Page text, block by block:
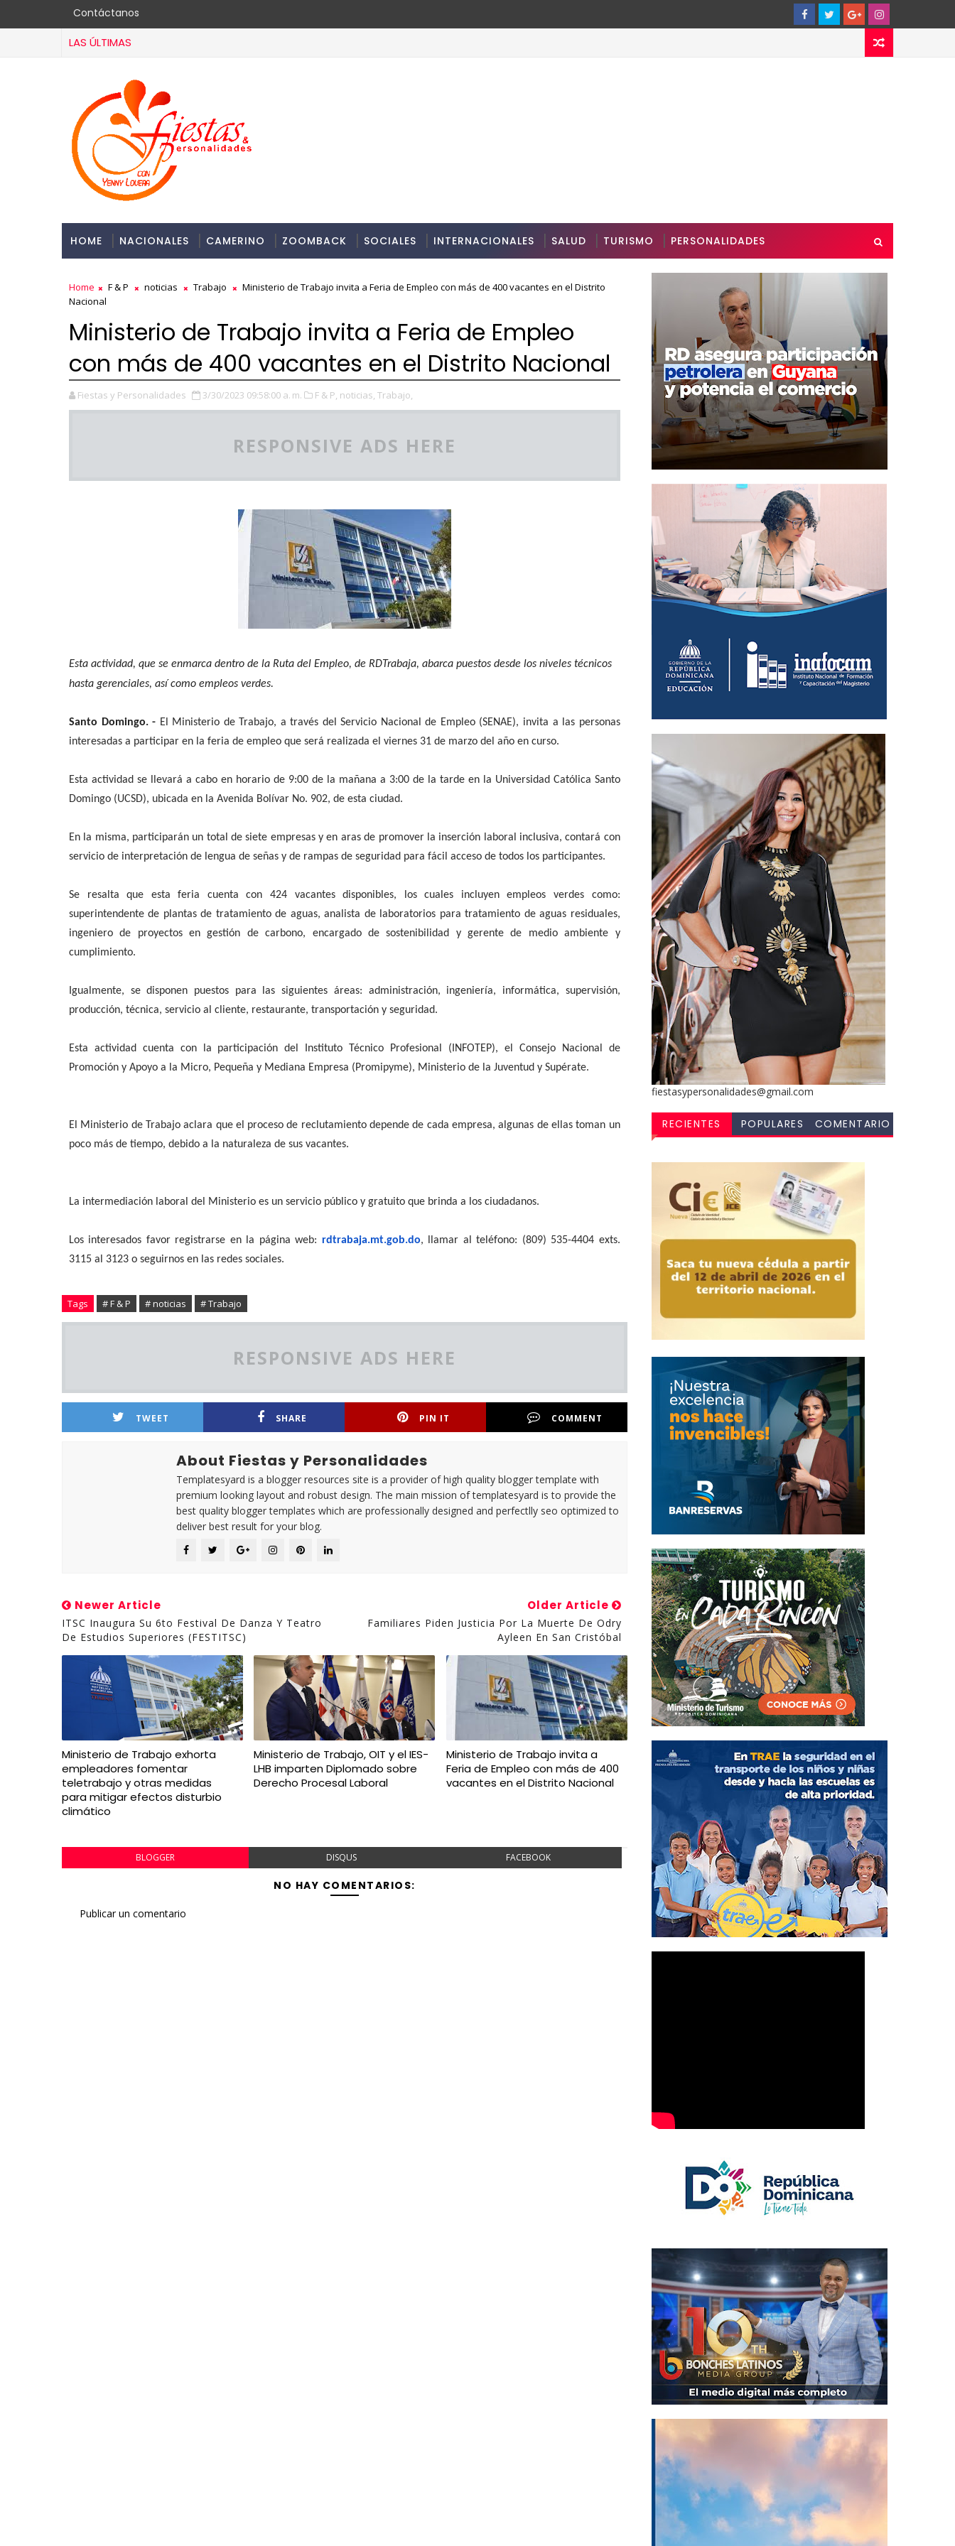
Contáctanos
LAS ÚLTIMAS
HOME NACIONALES CAMERINO ZOOMBACK SOCIALES INTERNACIONALES SALUD TURISMO PERSONALIDADES
Home F & P noticias Trabajo
Ministerio de Trabajo invita a Feria de Empleo con más de 400 vacantes en el Distrito
Nacional
Ministerio de Trabajo invita a Feria de Empleo
con más de 400 vacantes en el Distrito Nacional
Fiestas y Personalidades 3/30/2023 09:58:00 a. m. F & P, noticias, Trabajo,
RESPONSIVE ADS HERE
Esta actividad, que se enmarca dentro de la Ruta del Empleo, de RDTrabaja, abarca puestos desde los niveles técnicos
hasta gerenciales, así como empleos verdes.
Santo Domingo. - El Ministerio de Trabajo, a través del Servicio Nacional de Empleo (SENAE), invita a las personas
interesadas a participar en la feria de empleo que será realizada el viernes 31 de marzo del año en curso.
Esta actividad se llevará a cabo en horario de 9:00 de la mañana a 3:00 de la tarde en la Universidad Católica Santo
Domingo (UCSD), ubicada en la Avenida Bolívar No. 902, de esta ciudad.
En la misma, participarán un total de siete empresas y en aras de promover la inserción laboral inclusiva, contará con
servicio de interpretación de lengua de señas y de rampas de seguridad para fácil acceso de todos los participantes.
Se resalta que esta feria cuenta con 424 vacantes disponibles, los cuales incluyen empleos verdes como:
superintendente de plantas de tratamiento de aguas, analista de laboratorios para tratamiento de aguas residuales,
ingeniero de proyectos en gestión de carbono, encargado de sostenibilidad y gerente de medio ambiente y
cumplimiento.
Igualmente, se disponen puestos para las siguientes áreas:
administración, ingeniería, informática, supervisión,
producción, técnica, servicio al cliente, restaurante, transportación y seguridad.
Esta actividad cuenta con la participación del Instituto Técnico Profesional (INFOTEP), el Consejo Nacional de
Promoción y Apoyo a la Micro, Pequeña y Mediana Empresa (Promipyme), Ministerio de la Juventud y Supérate.
El Ministerio de Trabajo aclara que el proceso de reclutamiento depende de cada empresa, algunas de ellas toman un
poco más de tiempo, debido a la naturaleza de sus vacantes.
La intermediación laboral del Ministerio es un servicio público y gratuito que brinda a los ciudadanos.
Los interesados favor registrarse en la página web: rdtrabaja.mt.gob.do, llamar al teléfono: (809) 535-4404 exts.
3115 al 3123 o seguirnos en las redes sociales.
Tags # F & P # noticias # Trabajo
RESPONSIVE ADS HERE
TWEET SHARE PIN IT COMMENT
About Fiestas y Personalidades
Templatesyard is a blogger resources site is a provider of high quality blogger template with
premium looking layout and robust design. The main mission of templatesyard is to provide the
best quality blogger templates which are professionally designed and perfectlly seo optimized to
deliver best result for your blog.
Newer Article
ITSC Inaugura Su 6to Festival De Danza Y Teatro
De Estudios Superiores (FESTITSC)
Older Article
Familiares Piden Justicia Por La Muerte De Odry
Ayleen En San Cristóbal
Ministerio de Trabajo exhorta
empleadores fomentar
teletrabajo y otras medidas
para mitigar efectos disturbio
climático
Ministerio de Trabajo, OIT y el IES-
LHB imparten Diplomado sobre
Derecho Procesal Laboral
Ministerio de Trabajo invita a
Feria de Empleo con más de 400
vacantes en el Distrito Nacional
BLOGGER DISQUS FACEBOOK
NO HAY COMENTARIOS:
Publicar un comentario
fiestasypersonalidades@gmail.com
RECIENTES POPULARES
COMENTARIO